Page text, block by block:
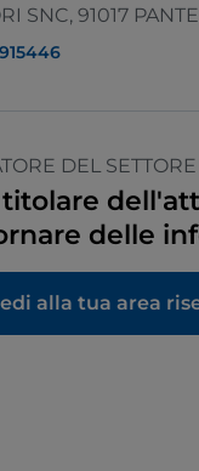
SNC, 91017
DEL SETTORE
titolare
delle
alla tua area